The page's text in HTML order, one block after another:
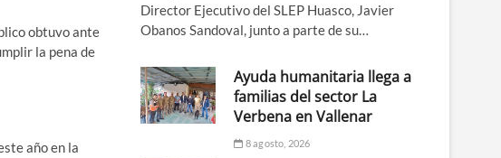
obtuvo ante
la pena de
año en la
Director Ejecutivo del SLEP Huasco, Javier
Obanos Sandoval, junto a parte de su…
Ayuda humanitaria llega a
familias del sector La
Verbena en Vallenar
8 agosto, 2026